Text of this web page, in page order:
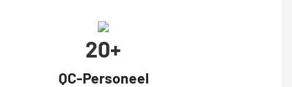
20+
QC-Personeel